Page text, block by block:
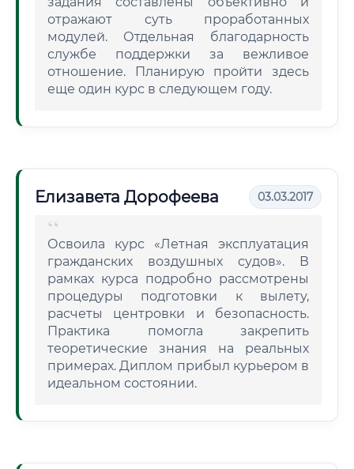
отражают суть проработанных
модулей. Отдельная благодарность
службе поддержки за вежливое
отношение. Планирую пройти здесь
еще один курс в следующем году.
Елизавета Дорофеева 03.03.2017
Освоила курс «Летная эксплуатация
гражданских воздушных судов». В
рамках курса подробно рассмотрены
процедуры подготовки к вылету,
расчеты центровки и безопасность.
Практика помогла закрепить
теоретические знания на реальных
примерах. Диплом прибыл курьером в
идеальном состоянии.